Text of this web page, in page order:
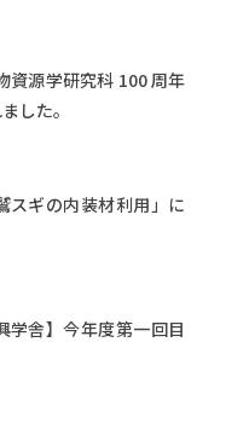
資源学研究科 100 周年
した。
スギの内装材利用」に
学舎】今年度第一回目